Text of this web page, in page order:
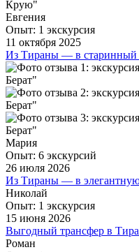
Евгения
Опыт: 1 экскурсия
11 октября 2025
Из Тираны — в старинный
Вчера посетили
Получили яркое
атмосферу Албании.
Очень рады знакомству с
ещё
Мария
Опыт: 6 экскурсий
26 июля 2026
Из Тираны — в
Очень элегантная ,
сбалансировано, от
видов. Все продумано
ещё
Николай
Опыт: 1 экскурсия
15 июня 2026
Выгодный трансфер в
Водитель был очень
Роман